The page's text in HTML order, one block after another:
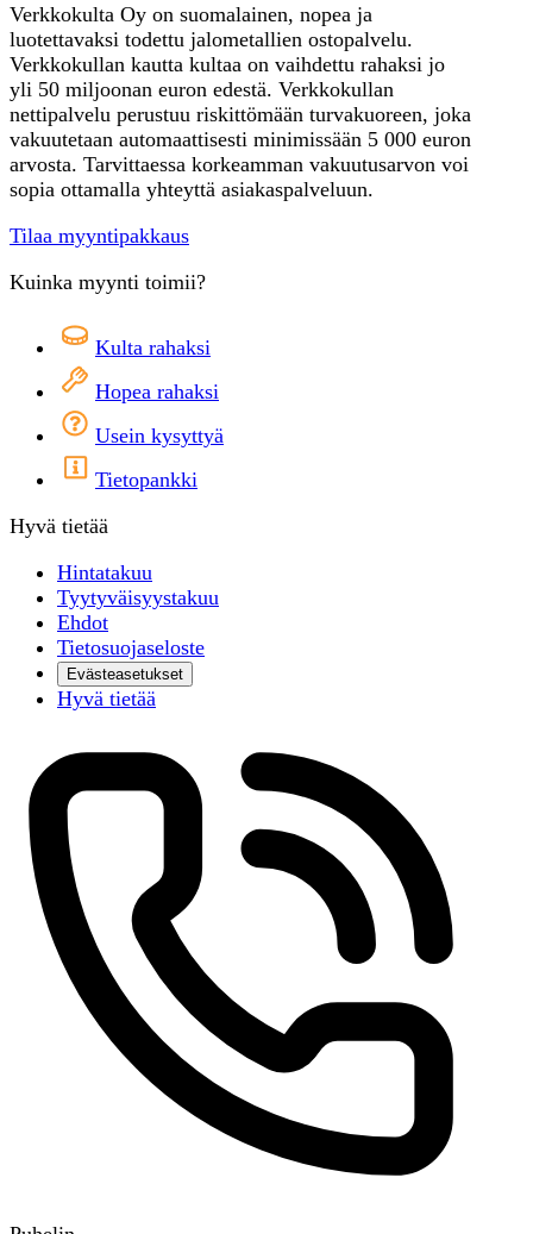
Verkkokulta Oy on suomalainen, nopea ja
luotettavaksi todettu jalometallien ostopalvelu.
Verkkokullan kautta kultaa on vaihdettu rahaksi jo
yli 50 miljoonan euron edestä. Verkkokullan
nettipalvelu perustuu riskittömään turvakuoreen, joka
vakuutetaan automaattisesti minimissään 5 000 euron
arvosta. Tarvittaessa korkeamman vakuutusarvon voi
sopia ottamalla yhteyttä asiakaspalveluun.
Tilaa myyntipakkaus
Kuinka myynti toimii?
Kulta rahaksi
Hopea rahaksi
Usein kysyttyä
Tietopankki
Hyvä tietää
Hintatakuu
Tyytyväisyystakuu
Ehdot
Tietosuojaseloste
Evästeasetukset
Hyvä tietää